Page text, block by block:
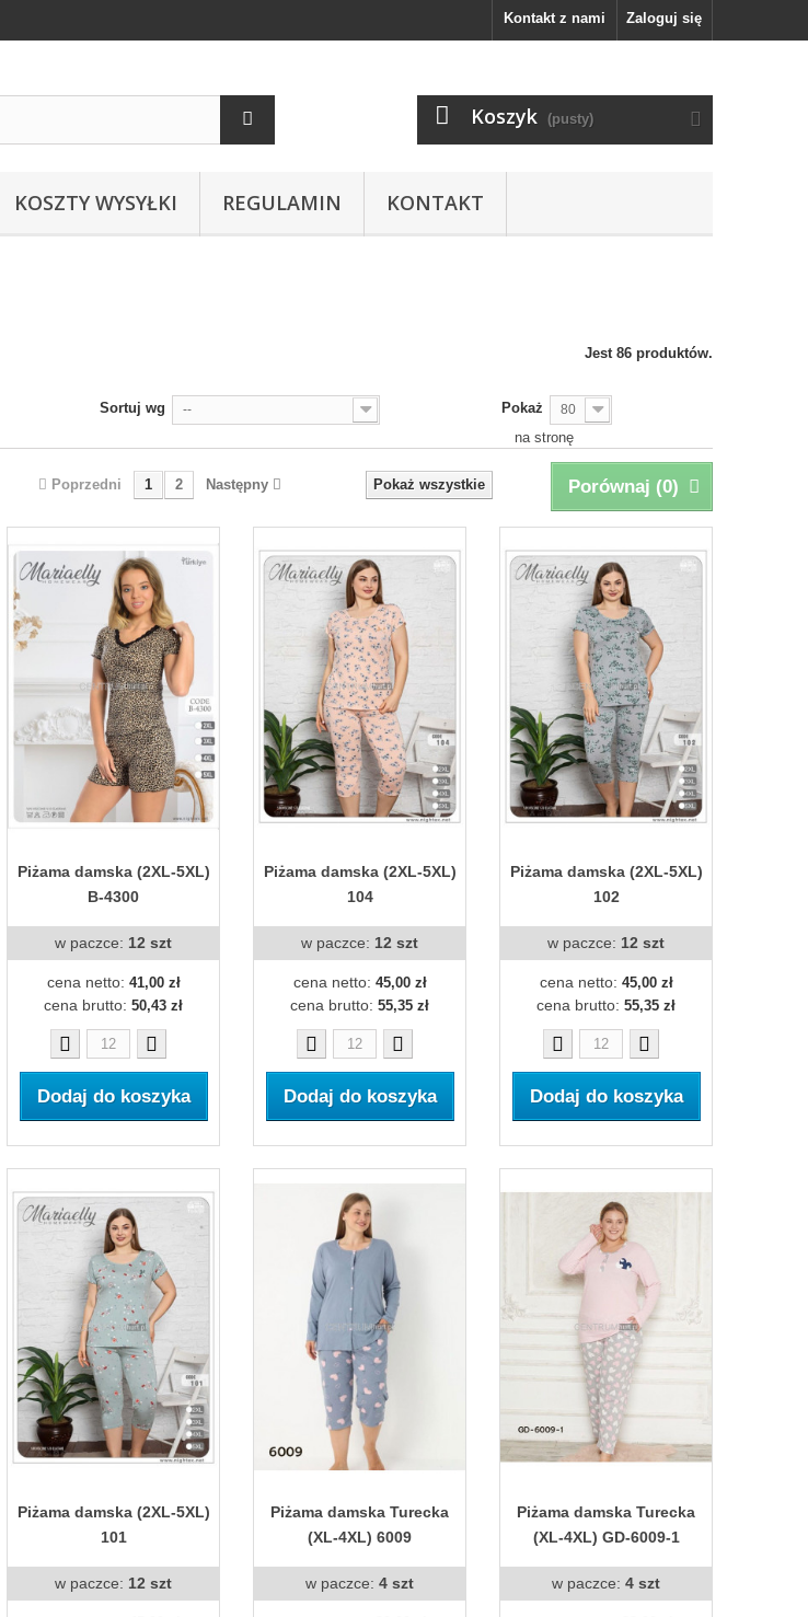
Zaloguj się
Kontakt z nami
Koszyk (pusty)
KOSZTY WYSYŁKI REGULAMIN KONTAKT
Jest 86 produktów.
Sortuj wg -- Pokaż 80
na stronę
Porównaj (0)
Pokaż wszystkie
Poprzedni 1 2 Następny
Piżama damska (2XL-5XL)
B-4300
w paczce: 12 szt
cena netto: 41,00 zł
cena brutto: 50,43 zł
Dodaj do koszyka
Piżama damska (2XL-5XL)
104
w paczce: 12 szt
cena netto: 45,00 zł
cena brutto: 55,35 zł
Dodaj do koszyka
Piżama damska (2XL-5XL)
102
w paczce: 12 szt
cena netto: 45,00 zł
cena brutto: 55,35 zł
Dodaj do koszyka
Piżama damska (2XL-5XL)
101
w paczce: 12 szt
Piżama damska Turecka
(XL-4XL) 6009
w paczce: 4 szt
Piżama damska Turecka
(XL-4XL) GD-6009-1
w paczce: 4 szt